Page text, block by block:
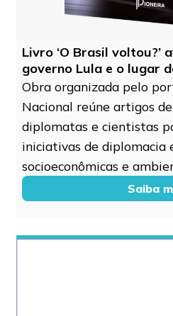
Livro ‘O Brasil voltou?’
governo Lula e o lugar
Obra organizada pelo
Nacional reúne artigos
diplomatas e cientistas
iniciativas de diplomacia
socioeconômicas e
Saiba